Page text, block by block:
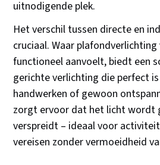
uitnodigende plek.
Het verschil tussen directe en
cruciaal. Waar plafondverlichting
functioneel aanvoelt, biedt een
gerichte verlichting die perfect
handwerken of gewoon
zorgt ervoor dat het licht wordt
verspreidt – ideaal voor
vereisen zonder vermoeidheid